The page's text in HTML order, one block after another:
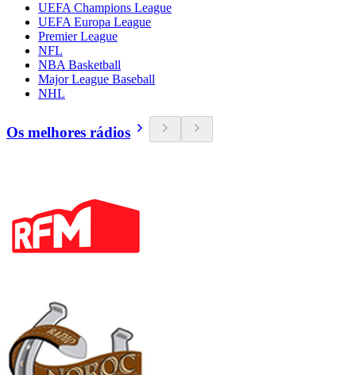
UEFA Champions League
UEFA Europa League
Premier League
NFL
NBA Basketball
Major League Baseball
NHL
Os melhores rádios